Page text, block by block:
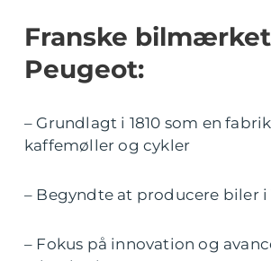
Franske bilmærket
Peugeot:
– Grundlagt i 1810 som en
kaffemøller og cykler
– Begyndte at producere biler i
– Fokus på innovation og